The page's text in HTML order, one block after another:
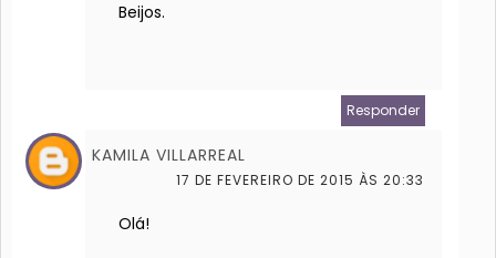
Beijos.
Responder
KAMILA VILLARREAL
17 DE FEVEREIRO DE 2015 ÀS 20:33
Olá!